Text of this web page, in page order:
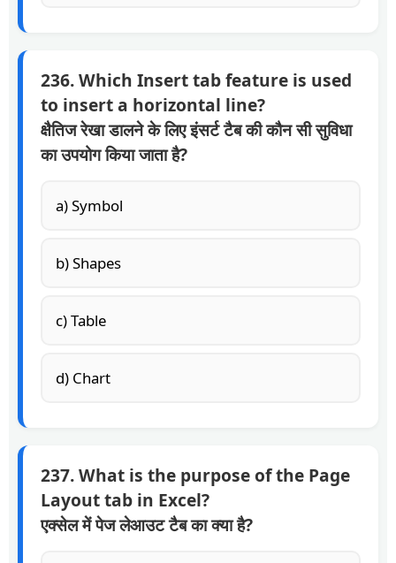
236. Which Insert tab feature is used
to insert a horizontal line?
क्षैतिज रेखा डालने के लिए इंसर्ट टैब की कौन सी सुविधा
का उपयोग किया जाता है?
a) Symbol
b) Shapes
c) Table
d) Chart
237. What is the purpose of the Page
Layout tab in Excel?
एक्सेल में पेज लेआउट टैब का क्या है?